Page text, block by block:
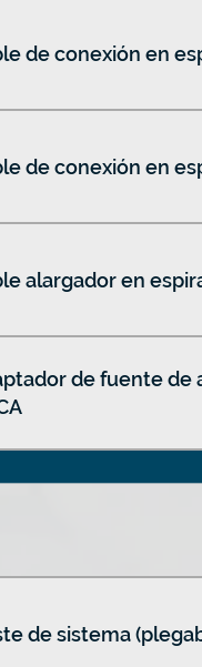
de conexión en
de conexión en
alargador en
de fuente de
de sistema